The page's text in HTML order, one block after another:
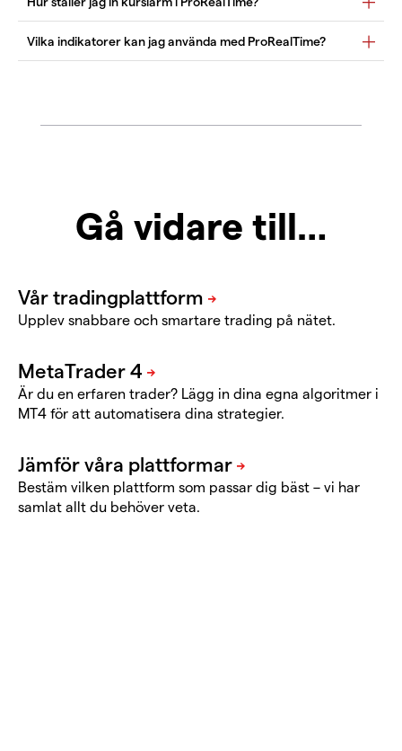
Gå vidare till…
Upplev snabbare och smartare trading på nätet.
Är du en erfaren trader? Lägg in dina egna algoritmer i
MT4 för att automatisera dina strategier.
Bestäm vilken plattform som passar dig bäst – vi har
samlat allt du behöver veta.